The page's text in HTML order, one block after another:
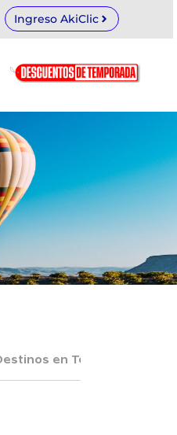
Ingreso AkiClic
en Tenis 2027